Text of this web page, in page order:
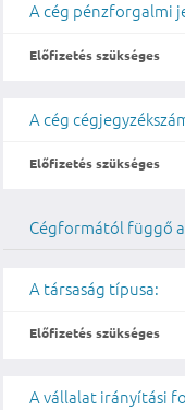
A cég pénzforgalmi
Előfizetés szükséges
A cég
Előfizetés szükséges
Cégformától függő
A társaság típusa:
Előfizetés szükséges
A vállalat irányítási